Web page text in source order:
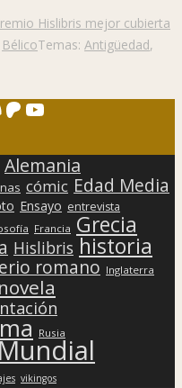
Hislibris mejor cubierta
BélicoTemas: Antigüedad,
Patreon
YouTube
Alemania
cómic Edad Media
Ensayo entrevista
Francia Grecia
Hislibris historia
romano Inglaterra
novela
Rusia
vikingos